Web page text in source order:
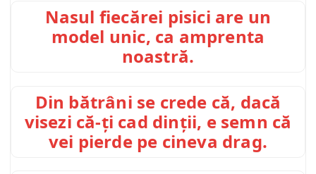
Nasul fiecărei pisici are un
model unic, ca amprenta
noastră.
Din bătrâni se crede că, dacă
visezi că-ți cad dinții, e semn că
vei pierde pe cineva drag.